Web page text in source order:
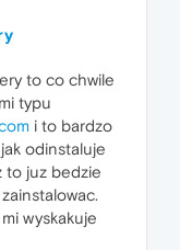
to co chwile
typu
i to bardzo
odinstaluje
to juz bedzie
wyskakuje